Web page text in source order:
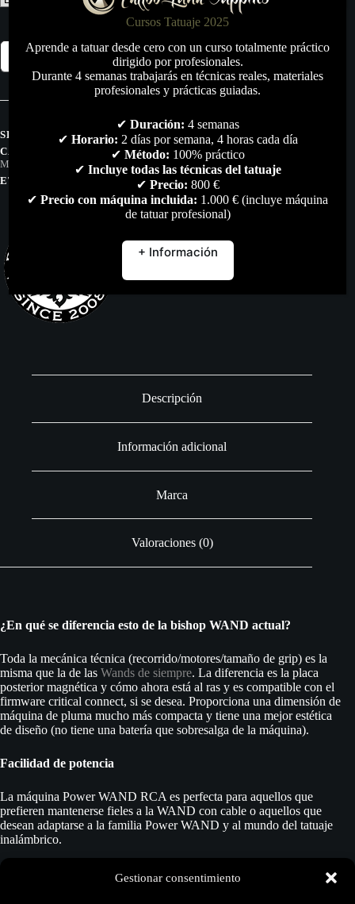
Gestionar consentimiento
Bishop
Wand
Veriones
Liner
)-
(
Packer
cantidad
Añadir al carrito
SKU:
CATEGORÍAS:
MAQUINAS DE TATUAR,MAQUINAS PEN
MAQUINAS ROTATIVAS
TODO
ETIQUETAS:
MAQUINA,PEN,ROTATIVA TATTOO
Descripción
Información adicional
Marca
Valoraciones (0)
¿En qué se diferencia esto de la bishop WAND actual?
Toda la mecánica técnica (recorrido/motores/tamaño de grip) es la
misma que la de las Wands de siempre. La diferencia es la placa
posterior magnética y cómo ahora está al ras y es compatible con el
firmware critical connect, si se desea. Proporciona una dimensión de
máquina de pluma mucho más compacta y tiene una mejor estética
de diseño (no tiene una batería que sobresalga de la máquina).
Facilidad de potencia
La máquina Power WAND RCA es perfecta para aquellos que
prefieren mantenerse fieles a la WAND con cable o aquellos que
desean adaptarse a la familia Power WAND y al mundo del tatuaje
inalámbrico.
Conexión Critical disponible
Cursos Tatuaje 2025
Aprende a tatuar desde cero con un curso totalmente práctico
dirigido por profesionales.
Durante 4 semanas trabajarás en técnicas reales, materiales
profesionales y prácticas guiadas.
✔ Duración: 4 semanas
✔ Horario: 2 días por semana, 4 horas cada día
✔ Método: 100% práctico
✔ Incluye todas las técnicas del tatuaje
✔ Precio: 800 €
✔ Precio con máquina incluida: 1.000 € (incluye máquina
de tatuar profesional)
+ Información